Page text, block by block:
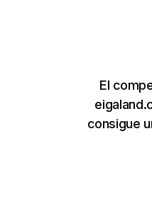
El
consigue